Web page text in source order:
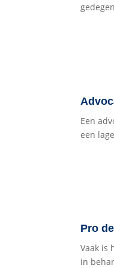
Een
een
Pro
Vaak is
in